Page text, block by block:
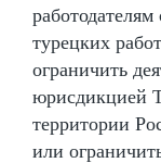
турецких
ограничить
юрисдикцией
территории
или